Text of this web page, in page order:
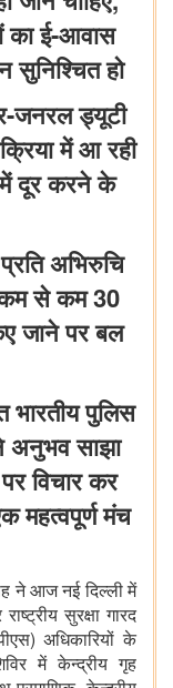
का ई-आवास
सुनिश्चित हो
जनरल ड्यूटी
में आ रही
दूर करने के
अभिरुचि
से कम 30
जाने पर बल
भारतीय पुलिस
अनुभव साझा
विचार कर
महत्वपूर्ण मंच
ने आज नई दिल्ली में
सुरक्षा गारद
अधिकारियों के
में केन्द्रीय गृह